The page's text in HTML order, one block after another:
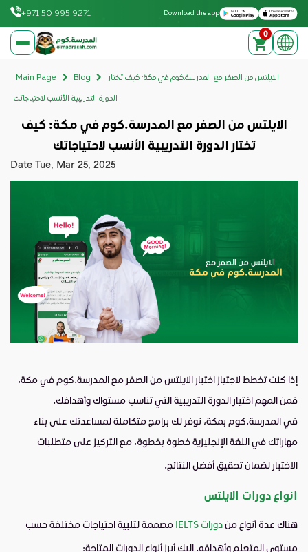
Download on the Apple App Store
Get it on Google Play
Download the app
+971 50 995 9271
elmadrasah.com home 0
Main Page Blog الايلتس من الصفر مع المدرسة.كوم في مكة: كيف تختار
الدورة التدريبية الأنسب لاحتياجاتك
الايلتس من الصفر مع المدرسة.كوم في مكة: كيف
تختار الدورة التدريبية الأنسب لاحتياجاتك
Date Tue, Mar 25, 2025
إذا كنت تخطط لاجتياز اختبار الايلتس من الصفر مع المدرسة.كوم في مكة،
فمن المهم اختيار الدورة التدريبية التي تناسب مستواك وأهدافك.
فيالمدرسة.كوم بمكة، نوفر لك برامج متكاملة لمساعدتك على بناء
مهاراتك في اللغة الإنجليزية خطوة بخطوة، مع التركيز على متطلبات
الاختبار لضمان تحقيق أفضل النتائج.
انواع دورات الايلتس
هناك عدة أنواع مندورات IELTS مصممة لتلبية احتياجات مختلفة حسب
مستوى المتعلم وأهدافه. إليك أبرز أنواع الدورات المتاحة: